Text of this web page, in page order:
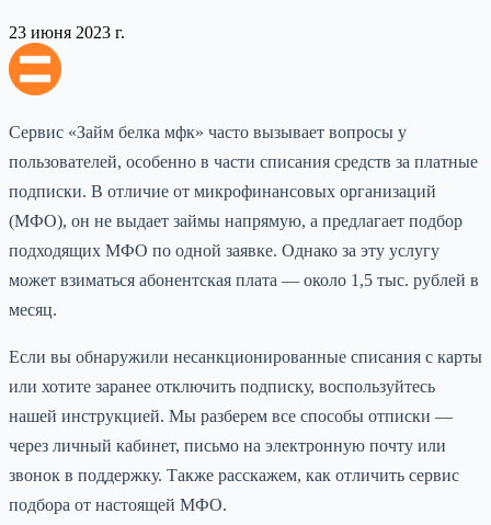
23 июня 2023 г.
Сервис «Займ белка мфк» часто вызывает вопросы у
пользователей, особенно в части списания средств за платные
подписки. В отличие от микрофинансовых организаций
(МФО), он не выдает займы напрямую, а предлагает подбор
подходящих МФО по одной заявке. Однако за эту услугу
может взиматься абонентская плата — около 1,5 тыс. рублей в
месяц.
Если вы обнаружили несанкционированные списания с карты
или хотите заранее отключить подписку, воспользуйтесь
нашей инструкцией. Мы разберем все способы отписки —
через личный кабинет, письмо на электронную почту или
звонок в поддержку. Также расскажем, как отличить сервис
подбора от настоящей МФО.